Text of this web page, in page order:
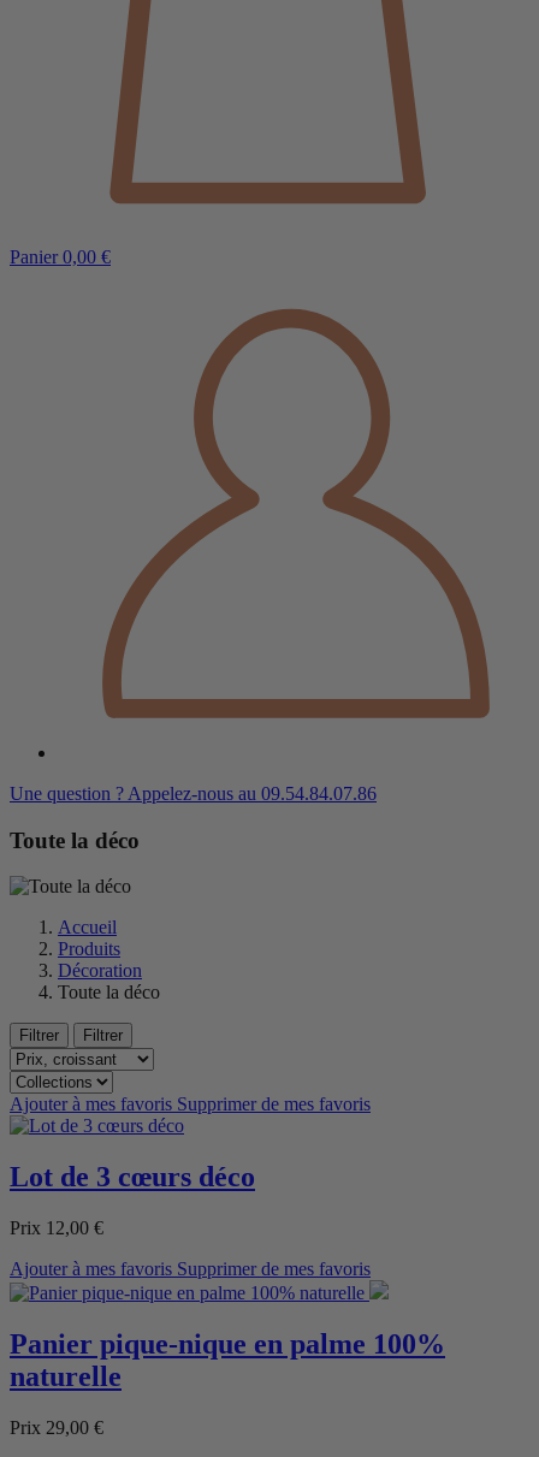
Panier 0,00 €
Une question ? Appelez-nous au 09.54.84.07.86
Toute la déco
Accueil
Produits
Décoration
Toute la déco
Filtrer Filtrer
Ajouter à mes favoris Supprimer de mes favoris
Lot de 3 cœurs déco
Prix 12,00 €
Ajouter à mes favoris Supprimer de mes favoris
Panier pique-nique en palme 100%
naturelle
Prix 29,00 €